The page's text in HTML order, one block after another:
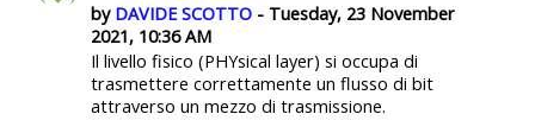
by DAVIDE SCOTTO - Tuesday, 23 November
2021, 10:36 AM
Il livello fisico (PHYsical layer) si occupa di
trasmettere correttamente un flusso di bit
attraverso un mezzo di trasmissione.